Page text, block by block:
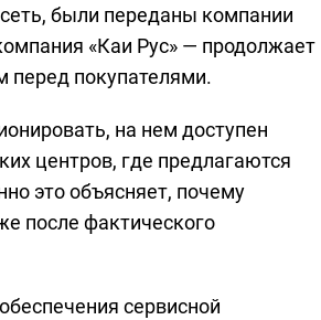
были переданы компании
«Каи Рус» — продолжает
перед покупателями.
на нем доступен
центров, где предлагаются
это объясняет, почему
после фактического
сервисной